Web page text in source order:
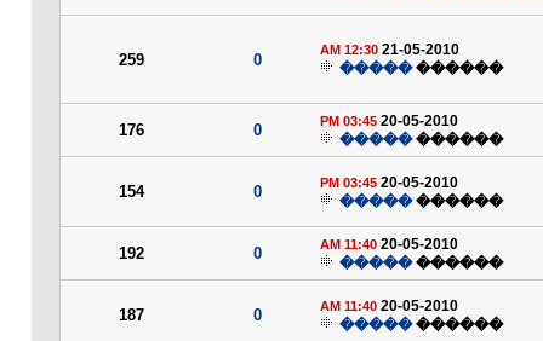
21-05-2010
12:30 AM
������
�����
0
259
20-05-2010
03:45 PM
������
�����
0
176
20-05-2010
03:45 PM
������
�����
0
154
20-05-2010
11:40 AM
������
�����
0
192
20-05-2010
11:40 AM
������
�����
0
187